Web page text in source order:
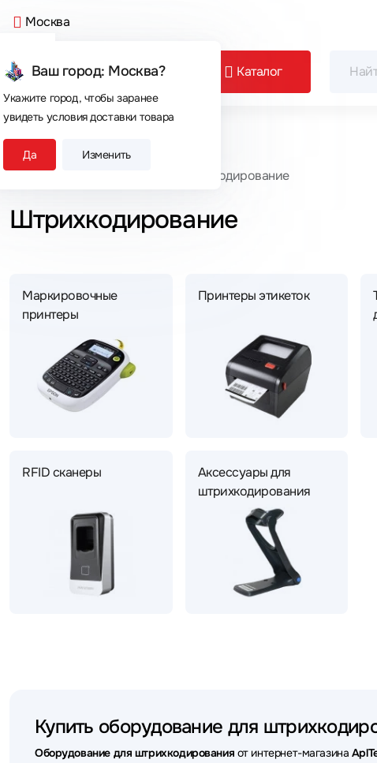
Москва
Ваш город: Москва?
Укажите город, чтобы заранее
увидеть условия доставки товара
Да Изменить
Каталог
Сегодня покупают
Главная Штрихкодирование
Штрихкодирование
Маркировочные
принтеры
Принтеры этикеток
RFID сканеры
Аксессуары для
штрихкодирования
Купить оборудование для
Оборудование для штрихкодирования от интернет-магазина